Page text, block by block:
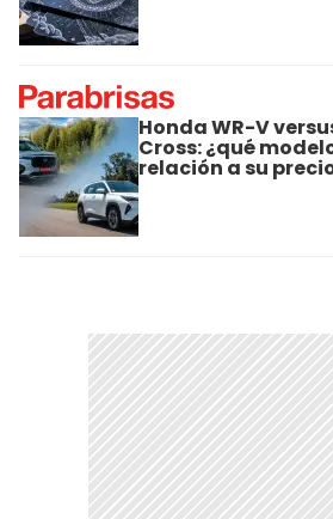
Honda WR-V
Cross: ¿qué
relación a su